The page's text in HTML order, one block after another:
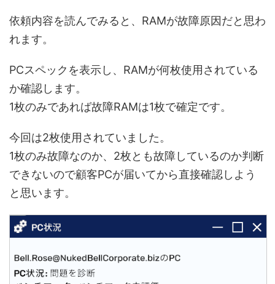
依頼内容を読んでみると、RAMが故障原因だと思わ
れます。
PCスペックを表示し、RAMが何枚使用されている
か確認します。
1枚のみであれば故障RAMは1枚で確定です。
今回は2枚使用されていました。
1枚のみ故障なのか、2枚とも故障しているのか判断
できないので顧客PCが届いてから直接確認しよう
と思います。